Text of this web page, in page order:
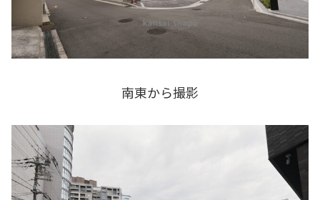
南東から撮影